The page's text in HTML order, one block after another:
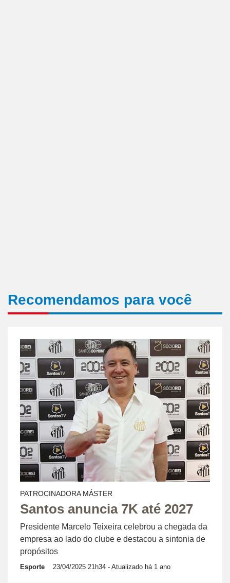
Recomendamos para você
PATROCINADORA MÁSTER
Santos anuncia 7K até 2027
Presidente Marcelo Teixeira celebrou a chegada da
empresa ao lado do clube e destacou a sintonia de
propósitos
Esporte 23/04/2025 21h34 - Atualizado há 1 ano